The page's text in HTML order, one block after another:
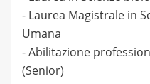
- Laurea Magistrale in
Umana
- Abilitazione
(Senior)